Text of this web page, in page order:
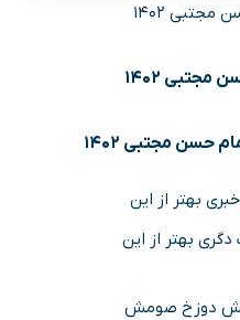
۱۴۰۲
۱۴۰۲
حسن مجتبی ۱۴۰۲
بهتر از این
بهتر از این
دوزخ صومش